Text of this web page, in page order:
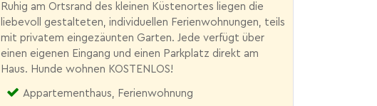
Ruhig am Ortsrand des kleinen Küstenortes liegen die
liebevoll gestalteten, individuellen Ferienwohnungen, teils
mit privatem eingezäunten Garten. Jede verfügt über
einen eigenen Eingang und einen Parkplatz direkt am
Haus. Hunde wohnen KOSTENLOS!
Appartementhaus, Ferienwohnung